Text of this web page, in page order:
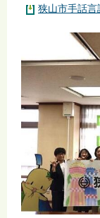
狭山市手話言